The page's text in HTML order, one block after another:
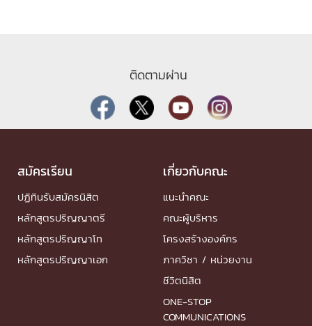
ติดตามผ่าน
สมัครเรียน
ปฏิทินรับสมัครนิสิต
หลักสูตรปริญญาตรี
หลักสูตรปริญญาโท
หลักสูตรปริญญาเอก
เกี่ยวกับคณะ
แนะนำคณะ
คณะผู้บริหาร
โครงสร้างองค์กร
ภาควิชา / หน่วยงาน
ชีวิตนิสิต
ONE-STOP
COMMUNICATIONS